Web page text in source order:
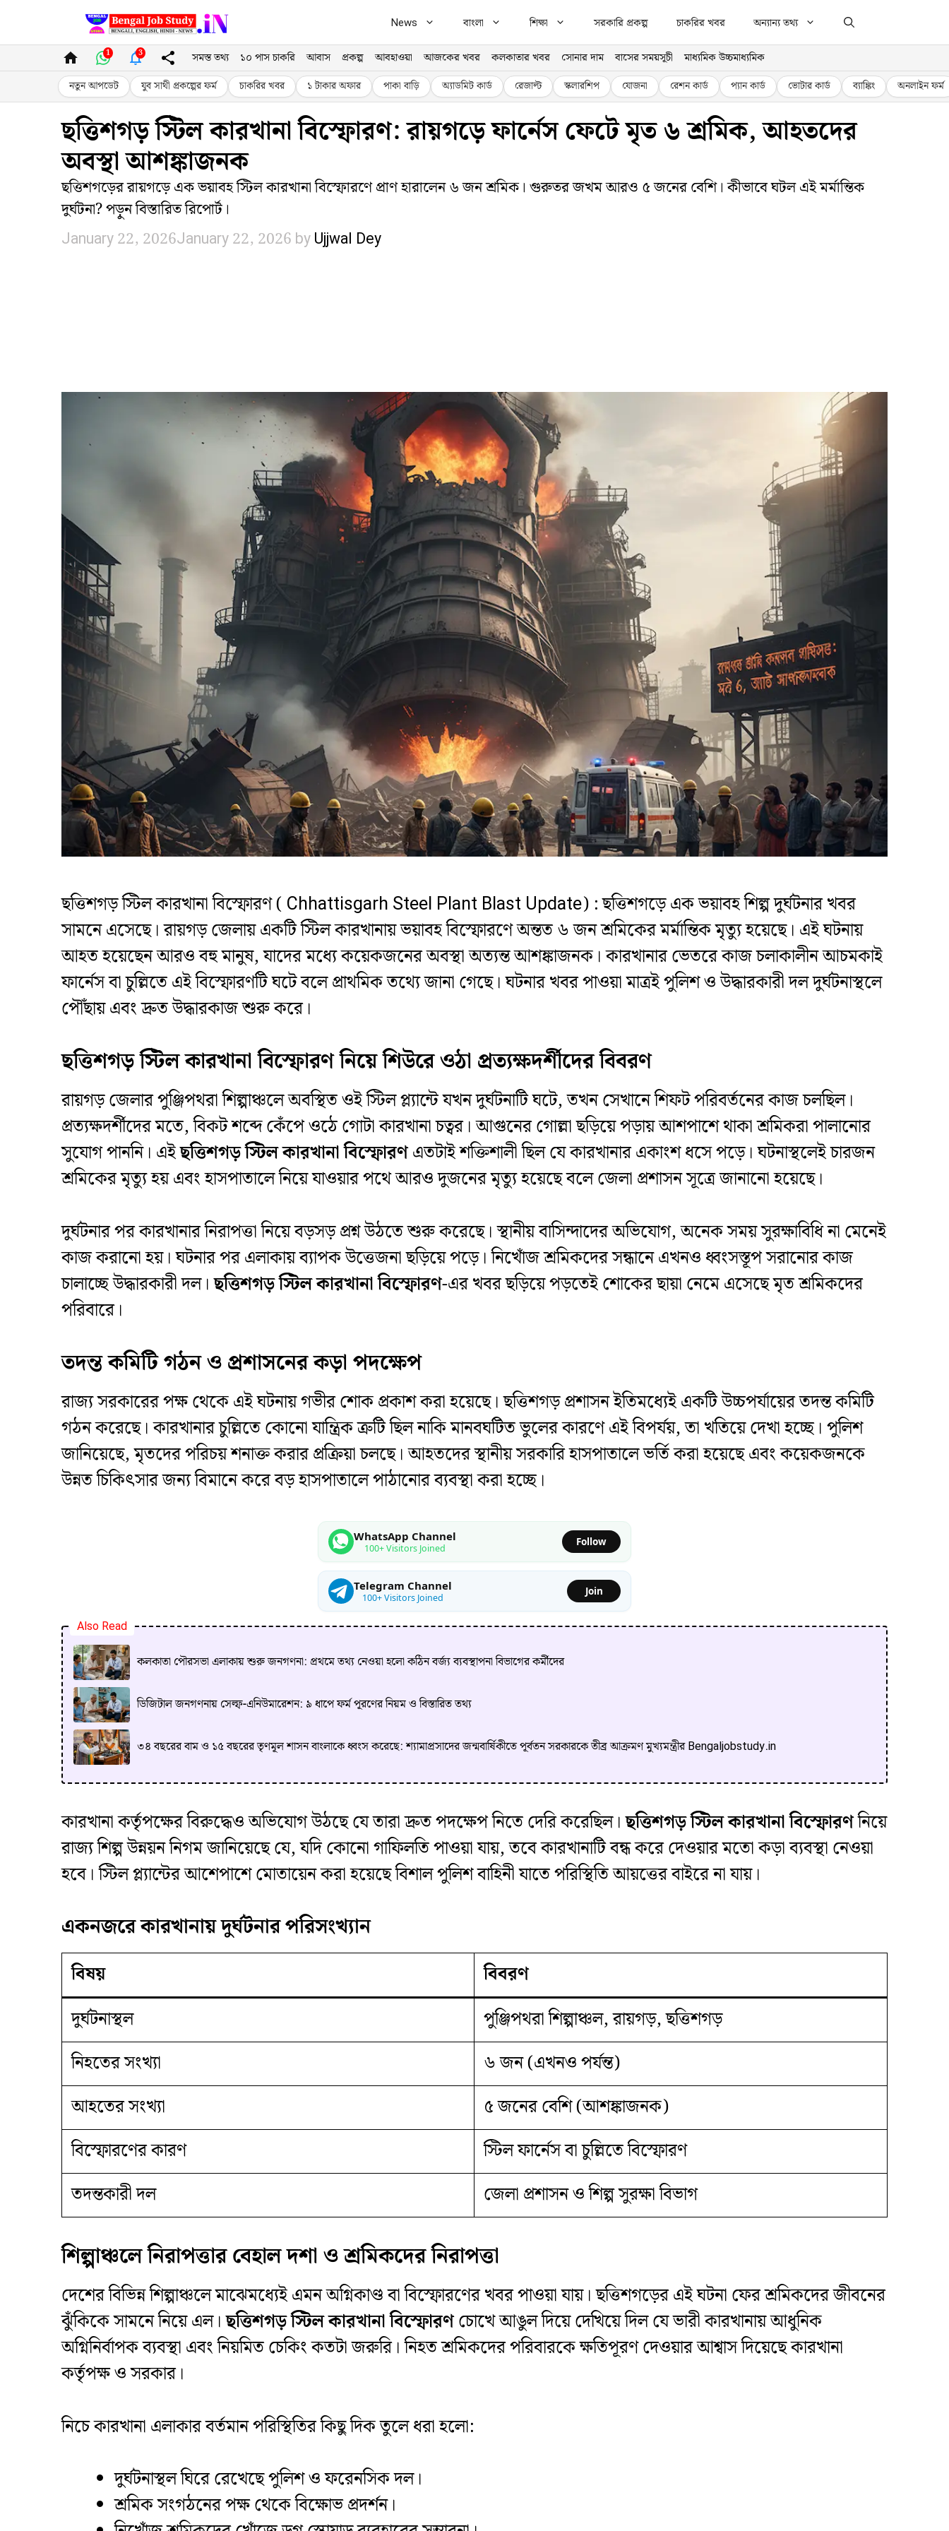
to
content
News বাংলা শিক্ষা সরকারি প্রকল্প চাকরির খবর অন্যান্য তথ্য
1 3 সমস্ত তথ্য ১০ পাস চাকরি আবাস প্রকল্প আবহাওয়া আজকের খবর কলকাতার খবর সোনার দাম বাসের সময়সূচী মাধ্যমিক উচ্চমাধ্যমিক
নতুন আপডেট যুব সাথী প্রকল্পের ফর্ম চাকরির খবর ১ টাকার অফার পাকা বাড়ি অ্যাডমিট কার্ড রেজাল্ট স্কলারশিপ যোজনা রেশন কার্ড প্যান কার্ড ভোটার কার্ড ব্যাঙ্কিং অনলাইন ফর্ম
ছত্তিশগড় স্টিল কারখানা বিস্ফোরণ: রায়গড়ে ফার্নেস ফেটে মৃত ৬ শ্রমিক, আহতদের
অবস্থা আশঙ্কাজনক
ছত্তিশগড়ের রায়গড়ে এক ভয়াবহ স্টিল কারখানা বিস্ফোরণে প্রাণ হারালেন ৬ জন শ্রমিক। গুরুতর জখম আরও ৫ জনের বেশি। কীভাবে ঘটল এই মর্মান্তিক
দুর্ঘটনা? পড়ুন বিস্তারিত রিপোর্ট।
January 22, 2026January 22, 2026 byUjjwal Dey
ছত্তিশগড় স্টিল কারখানা বিস্ফোরণ ( Chhattisgarh Steel Plant Blast Update) : ছত্তিশগড়ে এক ভয়াবহ শিল্প দুর্ঘটনার খবর
সামনে এসেছে। রায়গড় জেলায় একটি স্টিল কারখানায় ভয়াবহ বিস্ফোরণে অন্তত ৬ জন শ্রমিকের মর্মান্তিক মৃত্যু হয়েছে। এই ঘটনায়
আহত হয়েছেন আরও বহু মানুষ, যাদের মধ্যে কয়েকজনের অবস্থা অত্যন্ত আশঙ্কাজনক। কারখানার ভেতরে কাজ চলাকালীন আচমকাই
ফার্নেস বা চুল্লিতে এই বিস্ফোরণটি ঘটে বলে প্রাথমিক তথ্যে জানা গেছে। ঘটনার খবর পাওয়া মাত্রই পুলিশ ও উদ্ধারকারী দল দুর্ঘটনাস্থলে
পৌঁছায় এবং দ্রুত উদ্ধারকাজ শুরু করে।
ছত্তিশগড় স্টিল কারখানা বিস্ফোরণ নিয়ে শিউরে ওঠা প্রত্যক্ষদর্শীদের বিবরণ
রায়গড় জেলার পুঞ্জিপথরা শিল্পাঞ্চলে অবস্থিত ওই স্টিল প্ল্যান্টে যখন দুর্ঘটনাটি ঘটে, তখন সেখানে শিফট পরিবর্তনের কাজ চলছিল।
প্রত্যক্ষদর্শীদের মতে, বিকট শব্দে কেঁপে ওঠে গোটা কারখানা চত্বর। আগুনের গোল্লা ছড়িয়ে পড়ায় আশপাশে থাকা শ্রমিকরা পালানোর
সুযোগ পাননি। এইছত্তিশগড় স্টিল কারখানা বিস্ফোরণএতটাই শক্তিশালী ছিল যে কারখানার একাংশ ধসে পড়ে। ঘটনাস্থলেই চারজন
শ্রমিকের মৃত্যু হয় এবং হাসপাতালে নিয়ে যাওয়ার পথে আরও দুজনের মৃত্যু হয়েছে বলে জেলা প্রশাসন সূত্রে জানানো হয়েছে।
দুর্ঘটনার পর কারখানার নিরাপত্তা নিয়ে বড়সড় প্রশ্ন উঠতে শুরু করেছে। স্থানীয় বাসিন্দাদের অভিযোগ, অনেক সময় সুরক্ষাবিধি না মেনেই
কাজ করানো হয়। ঘটনার পর এলাকায় ব্যাপক উত্তেজনা ছড়িয়ে পড়ে। নিখোঁজ শ্রমিকদের সন্ধানে এখনও ধ্বংসস্তূপ সরানোর কাজ
চালাচ্ছে উদ্ধারকারী দল।ছত্তিশগড় স্টিল কারখানা বিস্ফোরণ-এর খবর ছড়িয়ে পড়তেই শোকের ছায়া নেমে এসেছে মৃত শ্রমিকদের
পরিবারে।
তদন্ত কমিটি গঠন ও প্রশাসনের কড়া পদক্ষেপ
রাজ্য সরকারের পক্ষ থেকে এই ঘটনায় গভীর শোক প্রকাশ করা হয়েছে। ছত্তিশগড় প্রশাসন ইতিমধ্যেই একটি উচ্চপর্যায়ের তদন্ত কমিটি
গঠন করেছে। কারখানার চুল্লিতে কোনো যান্ত্রিক ত্রুটি ছিল নাকি মানবঘটিত ভুলের কারণে এই বিপর্যয়, তা খতিয়ে দেখা হচ্ছে। পুলিশ
জানিয়েছে, মৃতদের পরিচয় শনাক্ত করার প্রক্রিয়া চলছে। আহতদের স্থানীয় সরকারি হাসপাতালে ভর্তি করা হয়েছে এবং কয়েকজনকে
উন্নত চিকিৎসার জন্য বিমানে করে বড় হাসপাতালে পাঠানোর ব্যবস্থা করা হচ্ছে।
WhatsApp Channel
100+ Visitors Joined
Follow
Telegram Channel
100+ Visitors Joined
Join
Also Read
কলকাতা পৌরসভা এলাকায় শুরু জনগণনা: প্রথমে তথ্য নেওয়া হলো কঠিন বর্জ্য ব্যবস্থাপনা বিভাগের কর্মীদের
ডিজিটাল জনগণনায় সেল্ফ-এনিউমারেশন: ৯ ধাপে ফর্ম পূরণের নিয়ম ও বিস্তারিত তথ্য
৩৪ বছরের বাম ও ১৫ বছরের তৃণমূল শাসন বাংলাকে ধ্বংস করেছে: শ্যামাপ্রসাদের জন্মবার্ষিকীতে পূর্বতন সরকারকে তীব্র আক্রমণ মুখ্যমন্ত্রীর Bengaljobstudy.in
কারখানা কর্তৃপক্ষের বিরুদ্ধেও অভিযোগ উঠছে যে তারা দ্রুত পদক্ষেপ নিতে দেরি করেছিল।ছত্তিশগড় স্টিল কারখানা বিস্ফোরণনিয়ে
রাজ্য শিল্প উন্নয়ন নিগম জানিয়েছে যে, যদি কোনো গাফিলতি পাওয়া যায়, তবে কারখানাটি বন্ধ করে দেওয়ার মতো কড়া ব্যবস্থা নেওয়া
হবে। স্টিল প্ল্যান্টের আশেপাশে মোতায়েন করা হয়েছে বিশাল পুলিশ বাহিনী যাতে পরিস্থিতি আয়ত্তের বাইরে না যায়।
একনজরে কারখানায় দুর্ঘটনার পরিসংখ্যান
বিষয়
বিবরণ
দুর্ঘটনাস্থল
পুঞ্জিপথরা শিল্পাঞ্চল, রায়গড়, ছত্তিশগড়
নিহতের সংখ্যা
৬ জন (এখনও পর্যন্ত)
আহতের সংখ্যা
৫ জনের বেশি (আশঙ্কাজনক)
বিস্ফোরণের কারণ
স্টিল ফার্নেস বা চুল্লিতে বিস্ফোরণ
তদন্তকারী দল
জেলা প্রশাসন ও শিল্প সুরক্ষা বিভাগ
শিল্পাঞ্চলে নিরাপত্তার বেহাল দশা ও শ্রমিকদের নিরাপত্তা
দেশের বিভিন্ন শিল্পাঞ্চলে মাঝেমধ্যেই এমন অগ্নিকাণ্ড বা বিস্ফোরণের খবর পাওয়া যায়। ছত্তিশগড়ের এই ঘটনা ফের শ্রমিকদের জীবনের
ঝুঁকিকে সামনে নিয়ে এল।ছত্তিশগড় স্টিল কারখানা বিস্ফোরণচোখে আঙুল দিয়ে দেখিয়ে দিল যে ভারী কারখানায় আধুনিক
অগ্নিনির্বাপক ব্যবস্থা এবং নিয়মিত চেকিং কতটা জরুরি। নিহত শ্রমিকদের পরিবারকে ক্ষতিপূরণ দেওয়ার আশ্বাস দিয়েছে কারখানা
কর্তৃপক্ষ ও সরকার।
নিচে কারখানা এলাকার বর্তমান পরিস্থিতির কিছু দিক তুলে ধরা হলো:
দুর্ঘটনাস্থল ঘিরে রেখেছে পুলিশ ও ফরেনসিক দল।
শ্রমিক সংগঠনের পক্ষ থেকে বিক্ষোভ প্রদর্শন।